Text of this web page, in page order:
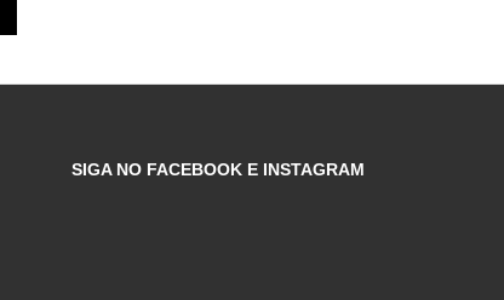
SIGA NO FACEBOOK E INSTAGRAM